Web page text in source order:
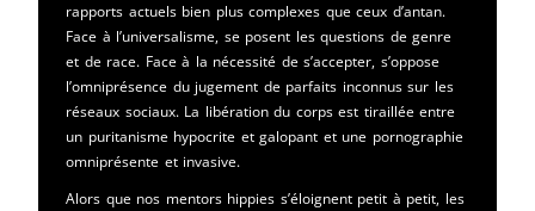
rapports actuels bien plus complexes que ceux d’antan.
Face à l’universalisme, se posent les questions de genre
et de race. Face à la nécessité de s’accepter, s’oppose
l’omniprésence du jugement de parfaits inconnus sur les
réseaux sociaux. La libération du corps est tiraillée entre
un puritanisme hypocrite et galopant et une pornographie
omniprésente et invasive.
Alors que nos mentors hippies s’éloignent petit à petit, les